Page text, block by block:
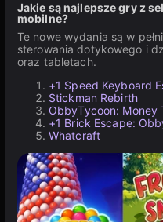
Jakie są najlepsze gry z
mobilne?
Te nowe wydania są w
sterowania dotykowego i
oraz tabletach.
+1 Speed Keyboard
Stickman Rebirth
ObbyTycoon: Money
+1 Brick Escape:
Whatcraft